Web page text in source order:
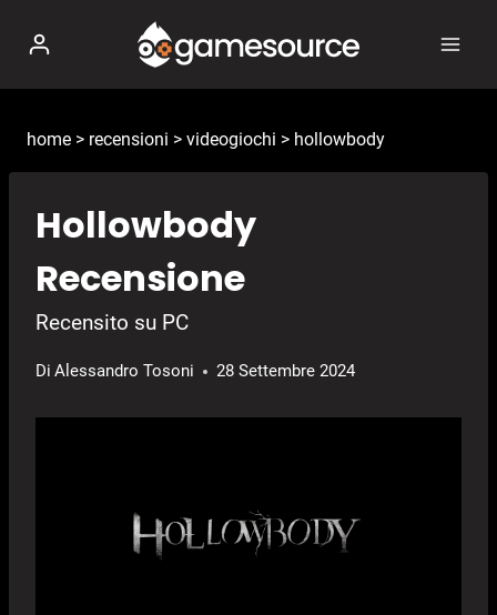
contenuto
home > recensioni > videogiochi > hollowbody
Hollowbody
Recensione
Recensito su PC
Di Alessandro Tosoni 28 Settembre 2024